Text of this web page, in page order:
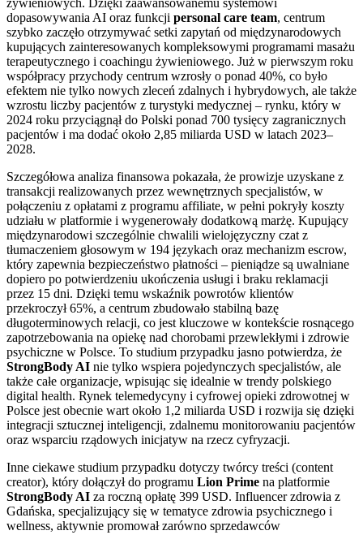
dopasowywania AI oraz funkcji personal care team, centrum
szybko zaczęło otrzymywać setki zapytań od międzynarodowych
kupujących zainteresowanych kompleksowymi programami masażu
terapeutycznego i coachingu żywieniowego. Już w pierwszym roku
współpracy przychody centrum wzrosły o ponad 40%, co było
efektem nie tylko nowych zleceń zdalnych i hybrydowych, ale także
wzrostu liczby pacjentów z turystyki medycznej – rynku, który w
2024 roku przyciągnął do Polski ponad 700 tysięcy zagranicznych
pacjentów i ma dodać około 2,85 miliarda USD w latach 2023–
2028.
Szczegółowa analiza finansowa pokazała, że prowizje uzyskane z
transakcji realizowanych przez wewnętrznych specjalistów, w
połączeniu z opłatami z programu affiliate, w pełni pokryły koszty
udziału w platformie i wygenerowały dodatkową marżę. Kupujący
międzynarodowi szczególnie chwalili wielojęzyczny czat z
tłumaczeniem głosowym w 194 językach oraz mechanizm escrow,
który zapewnia bezpieczeństwo płatności – pieniądze są uwalniane
dopiero po potwierdzeniu ukończenia usługi i braku reklamacji
przez 15 dni. Dzięki temu wskaźnik powrotów klientów
przekroczył 65%, a centrum zbudowało stabilną bazę
długoterminowych relacji, co jest kluczowe w kontekście rosnącego
zapotrzebowania na opiekę nad chorobami przewlekłymi i zdrowie
psychiczne w Polsce. To studium przypadku jasno potwierdza, że
StrongBody AI nie tylko wspiera pojedynczych specjalistów, ale
także całe organizacje, wpisując się idealnie w trendy polskiego
digital health. Rynek telemedycyny i cyfrowej opieki zdrowotnej w
Polsce jest obecnie wart około 1,2 miliarda USD i rozwija się dzięki
integracji sztucznej inteligencji, zdalnemu monitorowaniu pacjentów
oraz wsparciu rządowych inicjatyw na rzecz cyfryzacji.
Inne ciekawe studium przypadku dotyczy twórcy treści (content
creator), który dołączył do programu Lion Prime na platformie
StrongBody AI za roczną opłatę 399 USD. Influencer zdrowia z
Gdańska, specjalizujący się w tematyce zdrowia psychicznego i
wellness, aktywnie promował zarówno sprzedawców